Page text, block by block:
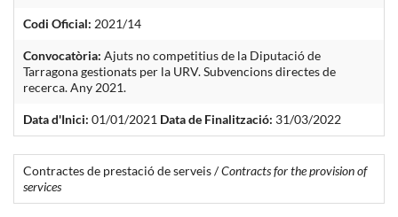
Codi Oficial: 2021/14
Convocatòria: Ajuts no competitius de la Diputació de
Tarragona gestionats per la URV. Subvencions directes de
recerca. Any 2021.
Data d'Inici: 01/01/2021 Data de Finalització: 31/03/2022
Contractes de prestació de serveis /Contracts for the provision of
services